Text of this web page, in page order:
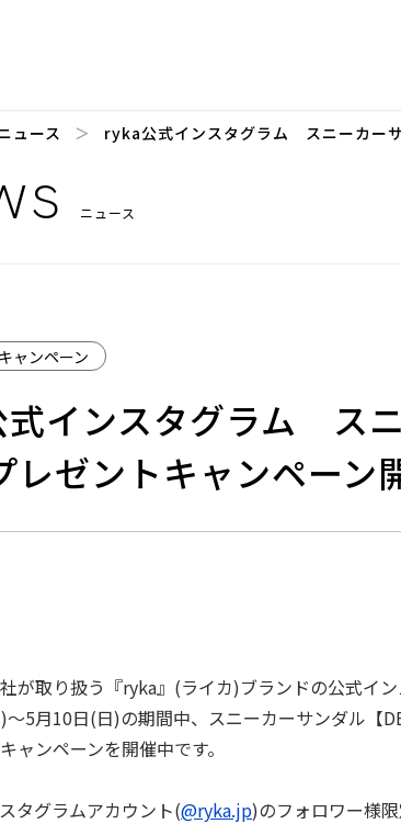
ニュース
ュース ryka公式インスタグラム スニーカー
キャンペーン
インスタグラム ス
レゼントキャンペーン
が取り扱う『ryka』(ライカ)ブランドの公式イ
5月10日(日)の期間中、スニーカーサンダル【
ャンペーンを開催中です。
タグラムアカウント(@ryka.jp)のフォロワー様